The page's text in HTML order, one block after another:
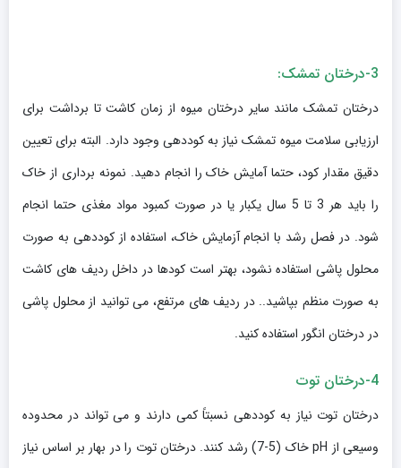
3-درختان تمشک:
درختان تمشک مانند سایر درختان میوه از زمان کاشت تا برداشت برای
ارزیابی سلامت میوه تمشک نیاز به کوددهی وجود دارد. البته برای تعیین
دقیق مقدار کود، حتما آمایش خاک را انجام دهید. نمونه برداری از خاک
را باید هر 3 تا 5 سال یکبار یا در صورت کمبود مواد مغذی حتما انجام
شود. در فصل رشد با انجام آزمایش خاک، استفاده از کوددهی به صورت
محلول پاشی استفاده نشود، بهتر است کودها در داخل ردیف های کاشت
به صورت منظم بپاشید.. در ردیف های مرتفع، می توانید از محلول پاشی
در درختان انگور استفاده کنید.
4-درختان توت
درختان توت نیاز به کوددهی نسبتاً کمی دارند و می تواند در محدوده
وسیعی از pH خاک (5-7) رشد کنند. درختان توت را در بهار بر اساس نیاز